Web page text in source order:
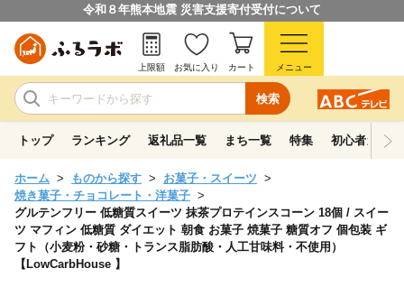
令和８年熊本地震 災害支援寄付受付について
検索
上限額 お気に入り カート メニュー
トップ ランキング 返礼品一覧 まち一覧 特集 初心者ガイド
ホーム ものから探す
お菓子・スイーツ
焼き菓子・チョコレート・洋菓子
グルテンフリー 低糖質スイーツ 抹茶プロテインスコーン 18個 / スイー
ツ マフィン 低糖質 ダイエット 朝食 お菓子 焼菓子 糖質オフ 個包装 ギ
フト（小麦粉・砂糖・トランス脂肪酸・人工甘味料・不使用）
【LowCarbHouse 】